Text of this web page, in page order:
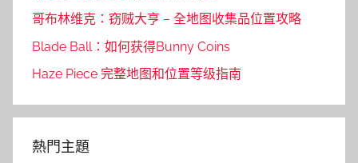
哥布林维克：窃贼大亨 – 全地图收集品位置攻略
Blade Ball：如何获得Bunny Coins
Haze Piece 完整地图和位置等级指南
熱門主題